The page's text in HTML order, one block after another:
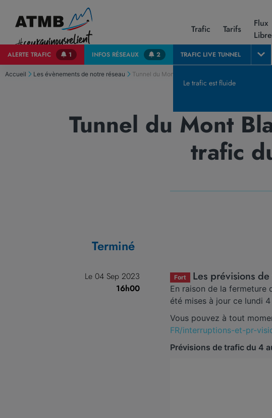
Trafic Tarifs
Flux
Libre
ALERTE TRAFIC 1 INFOS RÉSEAUX 2 TRAFIC LIVE TUNNEL
Le trafic est fluide
Accueil Les évènements de notre réseau Tunnel du Mont Blanc | Consulter les prévisions
Tunnel du Mont
trafic
Terminé
Le 04 Sep 2023
16h00
Fort Les prévisions
En raison de la fermeture
été mises à jour ce lundi
Vous pouvez à tout
FR/interruptions-et-pr-
Prévisions de trafic du 4